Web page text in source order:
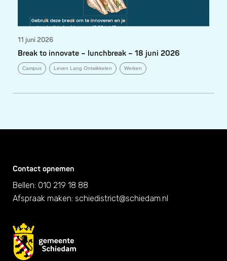
11 juni 2026
Break to innovate – lunchbreak – 18 juni 2026
Campus Leven Lang Ontwikkelen Werken
Contact opnemen
Bellen: 010 219 18 88
Afspraak maken: schiedistrict@schiedam.nl